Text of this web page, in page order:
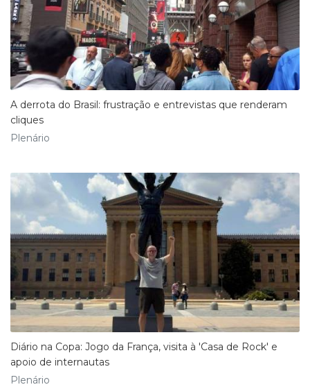
A derrota do Brasil: frustração e entrevistas que renderam
cliques
Plenário
​Diário na Copa: Jogo da França, visita à 'Casa de Rock' e
apoio de internautas
Plenário